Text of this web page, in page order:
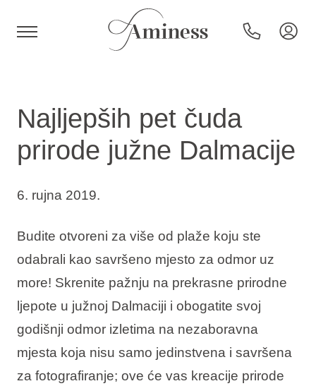
Hoteli i resorti
Posebne ponude
Destinacije
Interesi
Najljepših pet čuda
prirode južne Dalmacije
6. rujna 2019.
Budite otvoreni za više od plaže koju ste
odabrali kao savršeno mjesto za odmor uz
more! Skrenite pažnju na prekrasne prirodne
ljepote u južnoj Dalmaciji i obogatite svoj
godišnji odmor izletima na nezaboravna
mjesta koja nisu samo jedinstvena i savršena
za fotografiranje; ove će vas kreacije prirode